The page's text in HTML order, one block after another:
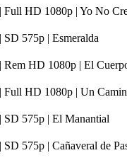
Full HD 1080p | Yo No
575p | Esmeralda
Rem HD 1080p | El
Full HD 1080p | Un
SD 575p | El Manantial
575p | Cañaveral de